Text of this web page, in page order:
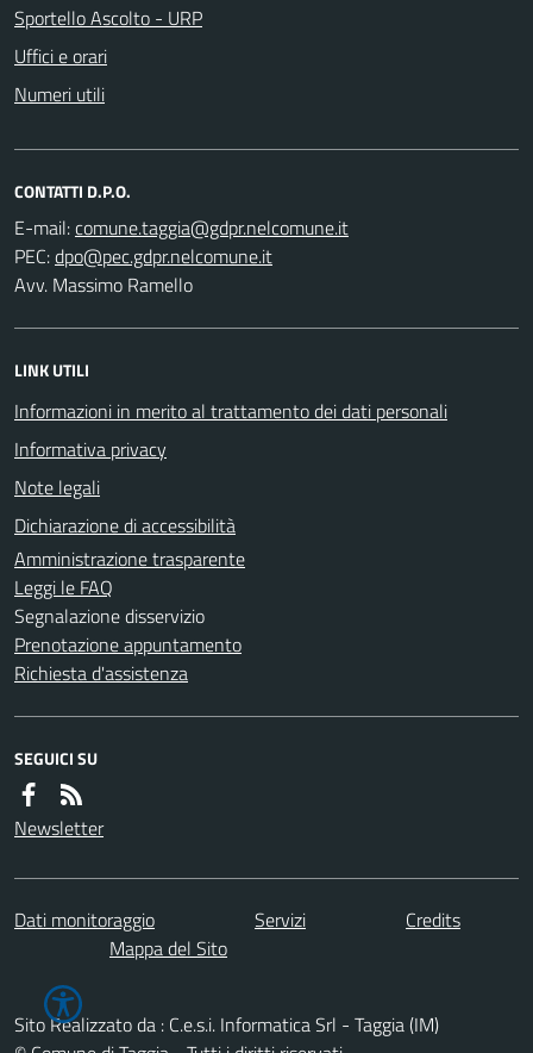
Sportello Ascolto - URP
Uffici e orari
Numeri utili
CONTATTI D.P.O.
E-mail:
PEC:
Avv. Massimo Ramello
LINK UTILI
Informazioni in merito al trattamento dei dati personali
Informativa privacy
Note legali
Dichiarazione di accessibilità
Amministrazione trasparente
Leggi le FAQ
Segnalazione disservizio
Prenotazione appuntamento
Richiesta d'assistenza
SEGUICI SU
Newsletter
Dati monitoraggio Servizi
Credits
Mappa del Sito
Sito Realizzato da : C.e.s.i. Informatica Srl - Taggia (IM)